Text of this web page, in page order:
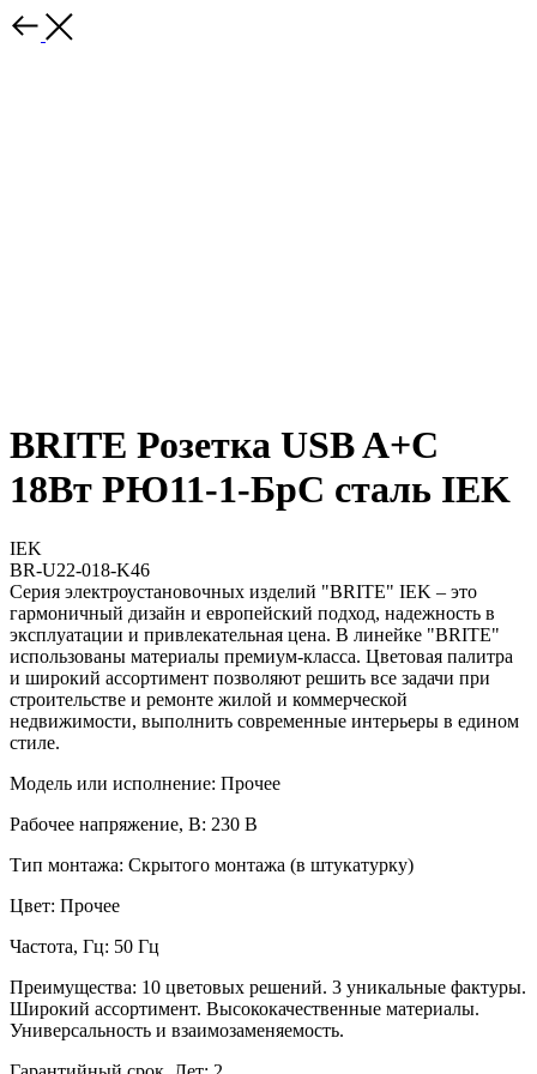
BRITE Розетка USB A+C
18Вт РЮ11-1-БрС сталь IEK
IEK
BR-U22-018-K46
Серия электроустановочных изделий "BRITE" IEK – это
гармоничный дизайн и европейский подход, надежность в
эксплуатации и привлекательная цена. В линейке "BRITE"
использованы материалы премиум-класса. Цветовая палитра
и широкий ассортимент позволяют решить все задачи при
строительстве и ремонте жилой и коммерческой
недвижимости, выполнить современные интерьеры в едином
стиле.
Модель или исполнение: Прочее
Рабочее напряжение, В: 230 В
Тип монтажа: Скрытого монтажа (в штукатурку)
Цвет: Прочее
Частота, Гц: 50 Гц
Преимущества: 10 цветовых решений. 3 уникальные фактуры.
Широкий ассортимент. Высококачественные материалы.
Универсальность и взаимозаменяемость.